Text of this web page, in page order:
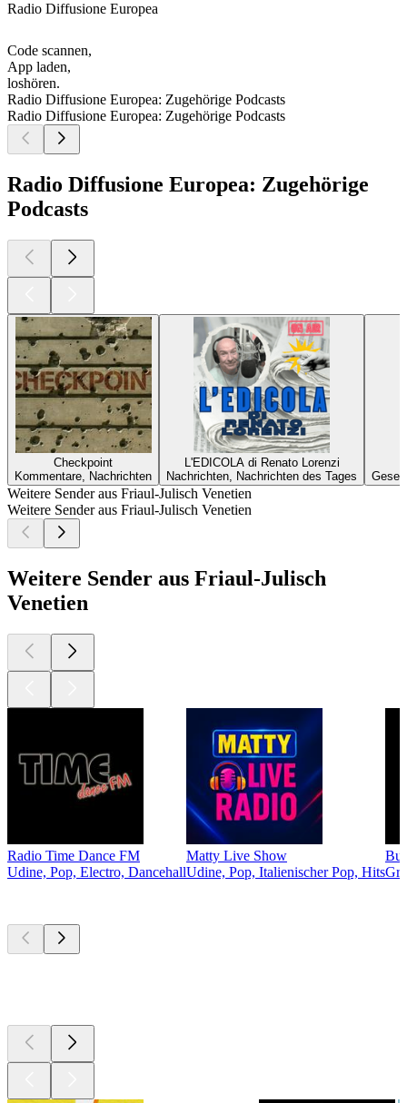
Radio Diffusione Europea
Code scannen,
App laden,
loshören.
Radio Diffusione Europea: Zugehörige Podcasts
Radio Diffusione Europea: Zugehörige Podcasts
Radio Diffusione Europea: Zugehörige
Podcasts
Checkpoint
Kommentare, Nachrichten
L'EDICOLA di Renato Lorenzi
Nachrichten, Nachrichten des Tages
Weitere Sender aus Friaul-Julisch Venetien
Weitere Sender aus Friaul-Julisch Venetien
Weitere Sender aus Friaul-Julisch
Venetien
Radio Time Dance FM
Udine, Pop, Electro, Dancehall
Matty Live Show
Udine, Pop, Italienischer Pop, Hits